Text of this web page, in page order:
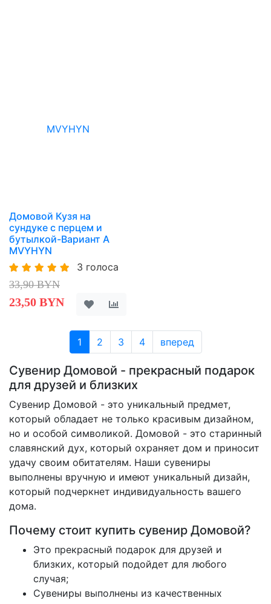
Домовой Кузя на
сундуке с перцем и
бутылкой-Вариант A
MVYHYN
3 голоса
33,90 BYN
23,50 BYN
1 2 3 4 вперед
Сувенир Домовой - прекрасный подарок
для друзей и близких
Сувенир Домовой - это уникальный предмет,
который обладает не только красивым дизайном,
но и особой символикой. Домовой - это старинный
славянский дух, который охраняет дом и приносит
удачу своим обитателям. Наши сувениры
выполнены вручную и имеют уникальный дизайн,
который подчеркнет индивидуальность вашего
дома.
Почему стоит купить сувенир Домовой?
Это прекрасный подарок для друзей и
близких, который подойдет для любого
случая;
Сувениры выполнены из качественных